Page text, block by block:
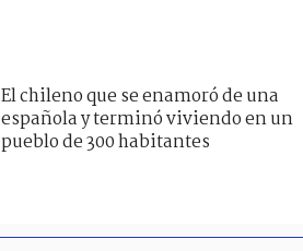
El chileno que se enamoró de una
española y terminó viviendo en un
pueblo de 300 habitantes